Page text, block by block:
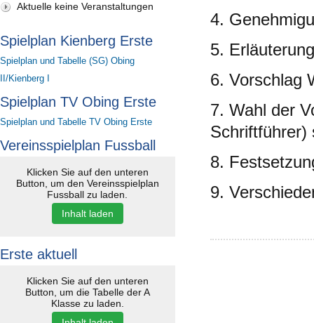
Aktuelle keine Veranstaltungen
Spielplan Kienberg Erste
Spielplan und Tabelle (SG) Obing
II/Kienberg I
Spielplan TV Obing Erste
Spielplan und Tabelle TV Obing Erste
Vereinsspielplan Fussball
Klicken Sie auf den unteren
Button, um den Vereinsspielplan
Fussball zu laden.
Inhalt laden
Erste aktuell
Klicken Sie auf den unteren
Button, um die Tabelle der A
Klasse zu laden.
4.
5.
6. Vorschlag
7. Wahl der
Schriftführer)
8.
9.